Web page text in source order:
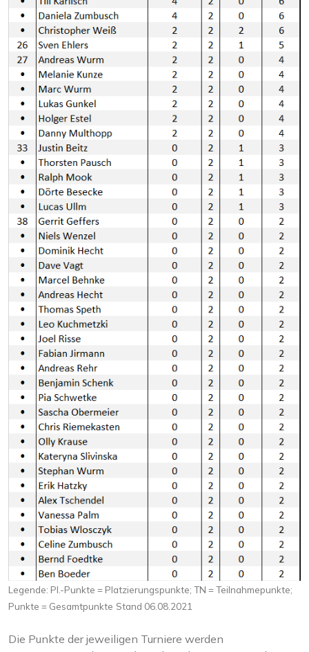
Legende: Pl.-Punkte = Platzierungspunkte; TN = Teilnahmepunkte;
Punkte = Gesamtpunkte Stand 06.08.2021
Die Punkte der jeweiligen Turniere werden